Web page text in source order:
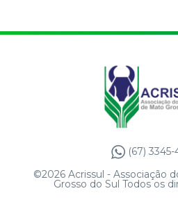
(67)
©2026 Acrissul - Associação
Grosso do Sul Todos os